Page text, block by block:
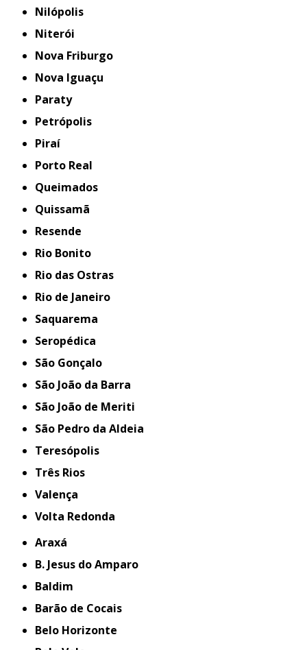
Nilópolis
Niterói
Nova Friburgo
Nova Iguaçu
Paraty
Petrópolis
Piraí
Porto Real
Queimados
Quissamã
Resende
Rio Bonito
Rio das Ostras
Rio de Janeiro
Saquarema
Seropédica
São Gonçalo
São João da Barra
São João de Meriti
São Pedro da Aldeia
Teresópolis
Três Rios
Valença
Volta Redonda
Araxá
B. Jesus do Amparo
Baldim
Barão de Cocais
Belo Horizonte